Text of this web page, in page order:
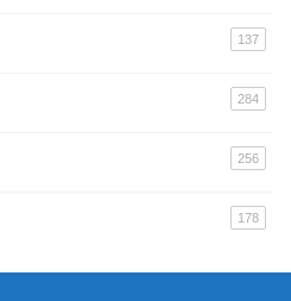
137
284
256
178